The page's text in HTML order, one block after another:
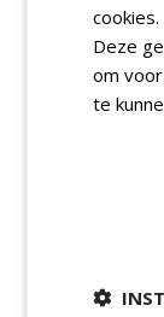
cookies.
Deze
om
te